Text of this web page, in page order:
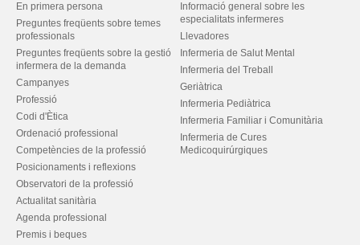
En primera persona
Preguntes freqüents sobre temes
professionals
Preguntes freqüents sobre la gestió
infermera de la demanda
Campanyes
Professió
Codi d'Ètica
Ordenació professional
Competències de la professió
Posicionaments i reflexions
Observatori de la professió
Actualitat sanitària
Agenda professional
Premis i beques
Informació general sobre les
especialitats infermeres
Llevadores
Infermeria de Salut Mental
Infermeria del Treball
Geriàtrica
Infermeria Pediàtrica
Infermeria Familiar i Comunitària
Infermeria de Cures
Medicoquirúrgiques